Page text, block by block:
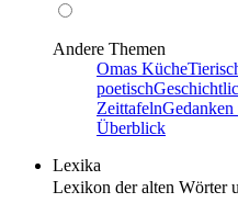
Andere Themen
Omas Küche
poetisch
Zeittafeln
Überblick
Lexika
Lexikon der alten Wörter